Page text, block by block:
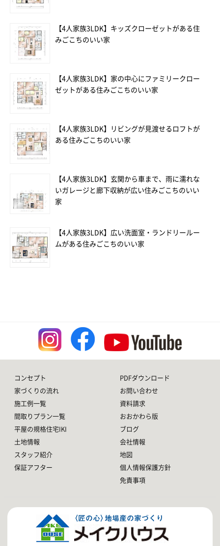
【4人家族3LDK】キッズクローゼットがある住
みごこちのいい家
【4人家族3LDK】家の中心にファミリークロー
ゼットがある住みごこちのいい家
【4人家族3LDK】リビングが見渡せるロフトが
ある住みごこちのいい家
【4人家族3LDK】玄関から車まで、雨に濡れな
いガレージと廊下収納が広い住みごこちのいい
家
【4人家族3LDK】広い洗面室・ランドリールー
ムがある住みごこちのいい家
コンセプト
家づくりの流れ
施工例一覧
間取りプラン一覧
平屋の規格住宅IKI
土地情報
スタッフ紹介
保証アフター
PDFダウンロード
お問い合わせ
資料請求
おおかわら版
ブログ
会社情報
地図
個人情報保護方針
免責事項